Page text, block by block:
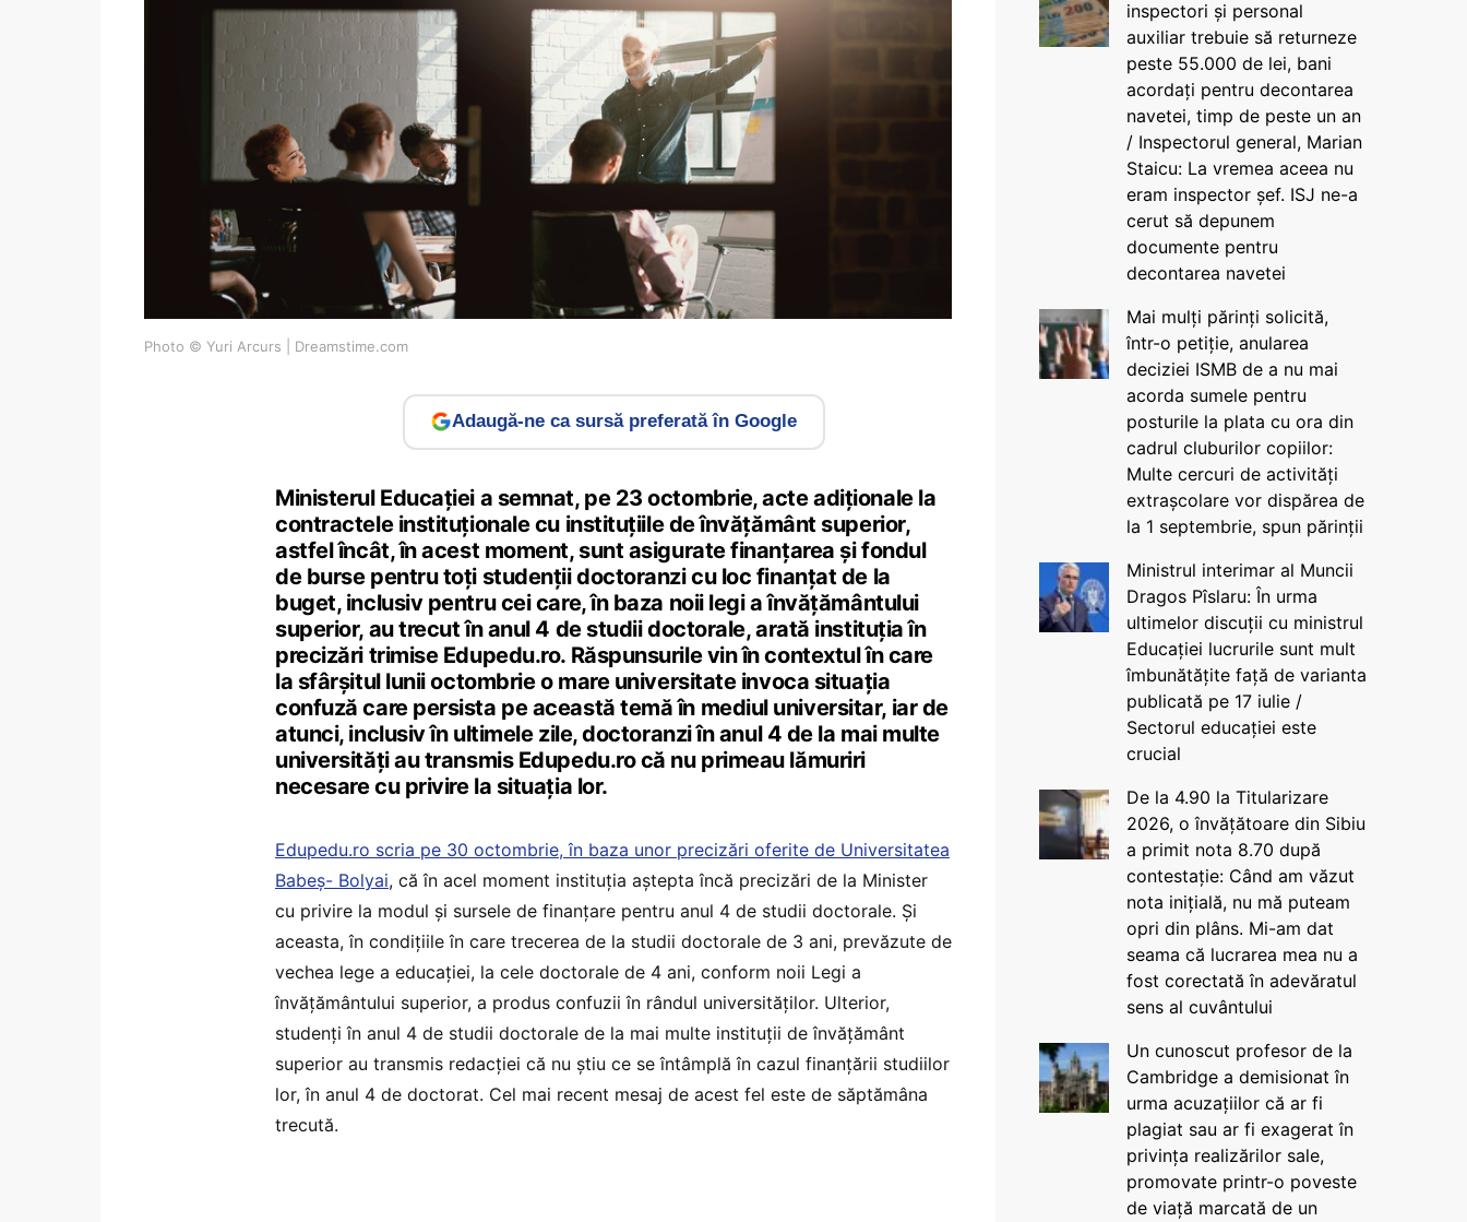
Photo © Yuri Arcurs | Dreamstime.com
Adaugă-ne ca sursă preferată în Google
Ministerul Educației a semnat, pe 23 octombrie, acte adiționale la
contractele instituționale cu instituțiile de învățământ superior,
astfel încât, în acest moment, sunt asigurate finanțarea și fondul
de burse pentru toți studenții doctoranzi cu loc finanțat de la
buget, inclusiv pentru cei care, în baza noii legi a învățământului
superior, au trecut în anul 4 de studii doctorale, arată instituția în
precizări trimise Edupedu.ro. Răspunsurile vin în contextul în care
la sfârșitul lunii octombrie o mare universitate invoca situația
confuză care persista pe această temă în mediul universitar, iar de
atunci, inclusiv în ultimele zile, doctoranzi în anul 4 de la mai multe
universități au transmis Edupedu.ro că nu primeau lămuriri
necesare cu privire la situația lor.
Edupedu.ro scria pe 30 octombrie, în baza unor precizări oferite de Universitatea
Babeș- Bolyai, că în acel moment instituția aștepta încă precizări de la Minister
cu privire la modul și sursele de finanțare pentru anul 4 de studii doctorale. Și
aceasta, în condițiile în care trecerea de la studii doctorale de 3 ani, prevăzute de
vechea lege a educației, la cele doctorale de 4 ani, conform noii Legi a
învățământului superior, a produs confuzii în rândul universităților. Ulterior,
studenți în anul 4 de studii doctorale de la mai multe instituții de învățământ
superior au transmis redacției că nu știu ce se întâmplă în cazul finanțării studiilor
lor, în anul 4 de doctorat. Cel mai recent mesaj de acest fel este de săptămâna
trecută.
inspectori și personal
auxiliar trebuie să returneze
peste 55.000 de lei, bani
acordați pentru decontarea
navetei, timp de peste un an
/ Inspectorul general, Marian
Staicu: La vremea aceea nu
eram inspector șef. ISJ ne-a
cerut să depunem
documente pentru
decontarea navetei
Mai mulți părinți solicită,
într-o petiție, anularea
deciziei ISMB de a nu mai
acorda sumele pentru
posturile la plata cu ora din
cadrul cluburilor copiilor:
Multe cercuri de activități
extrașcolare vor dispărea de
la 1 septembrie, spun părinții
Ministrul interimar al Muncii
Dragos Pîslaru: În urma
ultimelor discuții cu ministrul
Educației lucrurile sunt mult
îmbunătățite față de varianta
publicată pe 17 iulie /
Sectorul educației este
crucial
De la 4.90 la Titularizare
2026, o învățătoare din Sibiu
a primit nota 8.70 după
contestație: Când am văzut
nota inițială, nu mă puteam
opri din plâns. Mi-am dat
seama că lucrarea mea nu a
fost corectată în adevăratul
sens al cuvântului
Un cunoscut profesor de la
Cambridge a demisionat în
urma acuzațiilor că ar fi
plagiat sau ar fi exagerat în
privința realizărilor sale,
promovate printr-o poveste
de viață marcată de un